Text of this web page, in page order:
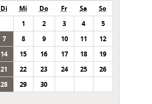
Di Mi Do Fr Sa
So
1
2 3 4
5
7 8 9 10 11
12
14 15 16 17 18
19
21 22 23 24 25
26
28 29 30